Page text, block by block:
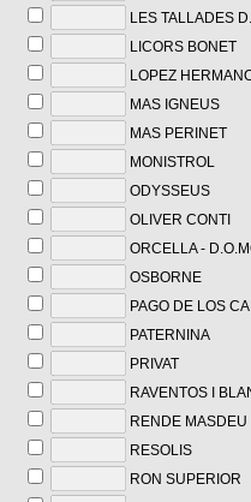
LES TALLADES
LICORS BONET
LOPEZ
MAS IGNEUS
MAS PERINET
MONISTROL
ODYSSEUS
OLIVER CONTI
ORCELLA -
OSBORNE
PAGO DE LOS
PATERNINA
PRIVAT
RAVENTOS I
RENDE MASDEU
RESOLIS
RON SUPERIOR